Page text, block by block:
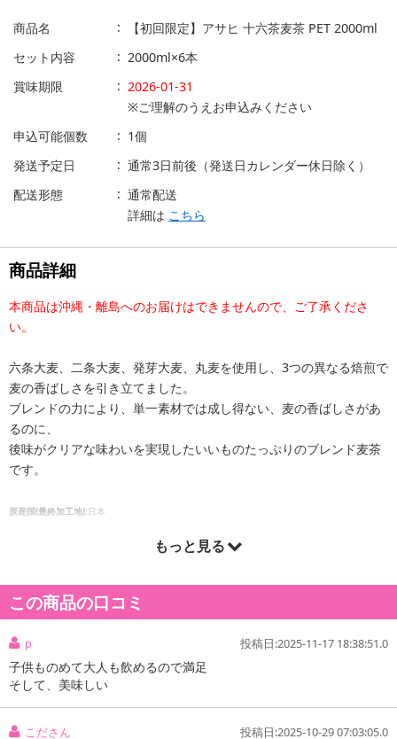
商品名
【初回限定】アサヒ 十六茶麦茶 PET 2000ml
セット内容
2000ml×6本
賞味期限
2026-01-31
※ご理解のうえお申込みください
申込可能個数
1個
発送予定日
通常3日前後（発送日カレンダー休日除く）
配送形態
通常配送
詳細は こちら
商品詳細
本商品は沖縄・離島へのお届けはできませんので、ご了承くださ
い。
六条大麦、二条大麦、発芽大麦、丸麦を使用し、3つの異なる焙煎で
麦の香ばしさを引き立てました。
ブレンドの力により、単一素材では成し得ない、麦の香ばしさがあ
るのに、
後味がクリアな味わいを実現したいいものたっぷりのブレンド麦茶
です。
原産国(最終加工地):日本
・実際にお届けする商品とパッケージ等が異なる場合がございますので、あらかじめ
もっと見る
この商品の口コミ
p 投稿日:2025-11-17 18:38:51.0
子供ものめて大人も飲めるので満足
そして、美味しい
こださん 投稿日:2025-10-29 07:03:05.0